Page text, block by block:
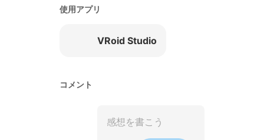
使用アプリ
VRoid Studio
コメント